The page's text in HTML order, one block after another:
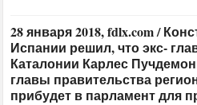
28 января 2018, fdlx.com /
Испании решил, что экс-
Каталонии Карлес
главы правительства
прибудет в парламент для